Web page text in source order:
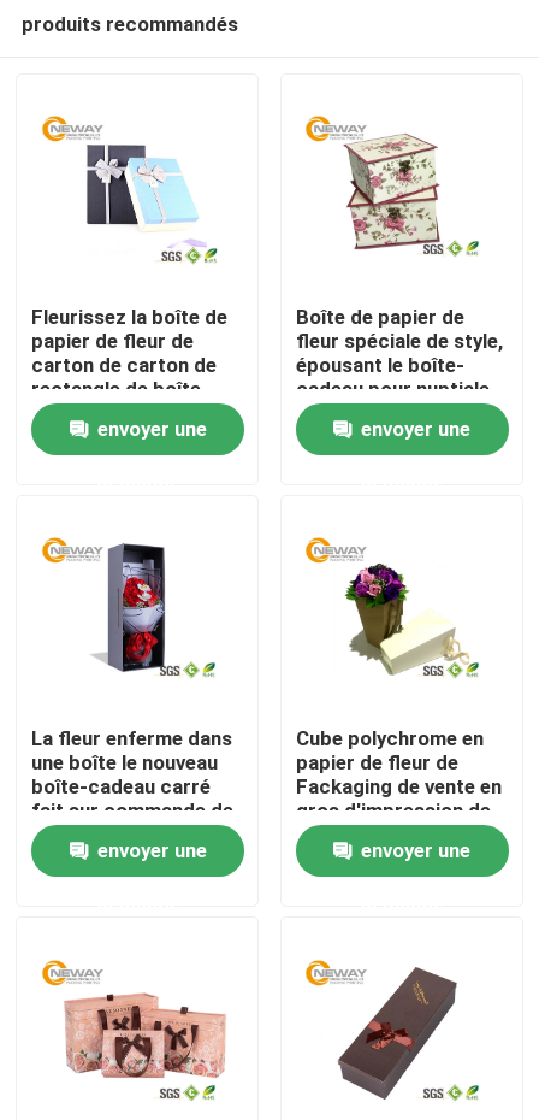
Maison
Au sujet de nous
Visite d'usine
Contrôle de qualité
Contactez-nous
Demandez une citation
Boîtes de empaquetage imprimées
Boîtes de empaquetage de l'électronique
Boîtes de empaquetage cosmétiques
produits recommandés
Fleurissez la boîte de
papier de fleur de
carton de carton de
rectangle de boîte-
cadeau avec la
stratification
brillante/Matt
envoyer une
Boîte de papier de
fleur spéciale de style,
épousant le boîte-
cadeau pour nuptiale
ou la fête de
naissanceenvoyer une
La fleur enferme dans
une boîte le nouveau
boîte-cadeau carré
fait sur commande de
couvercle de
conception et de fleur
de base
envoyer une
Cube polychrome en
papier de fleur de
Fackaging de vente en
gros d'impression de
boîte-cadeau de fleur
envoyer une